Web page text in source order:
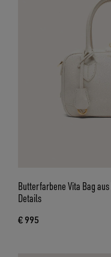
Butterfarbene Vita Bag
Details
€ 995